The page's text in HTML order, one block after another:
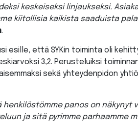
keskeiseksi linjaukseksi.
kiitollisia kaikista saaduista
.
esille, että SYKin toiminta oli
3,2. Perusteluiksi
sekä yhteydenpidon
panos on näkynyt
ja sitä pyrimme parhaamme